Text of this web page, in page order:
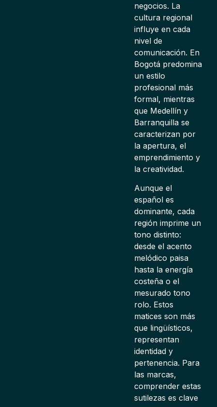
negocios. La
cultura regional
influye en cada
nivel de
comunicación. En
Bogotá predomina
un estilo
profesional más
formal, mientras
que Medellín y
Barranquilla se
caracterizan por
la apertura, el
emprendimiento y
la creatividad.
Aunque el
español es
dominante, cada
región imprime un
tono distinto:
desde el acento
melódico paisa
hasta la energía
costeña o el
mesurado tono
rolo. Estos
matices son más
que lingüísticos,
representan
identidad y
pertenencia. Para
las marcas,
comprender estas
sutilezas es clave